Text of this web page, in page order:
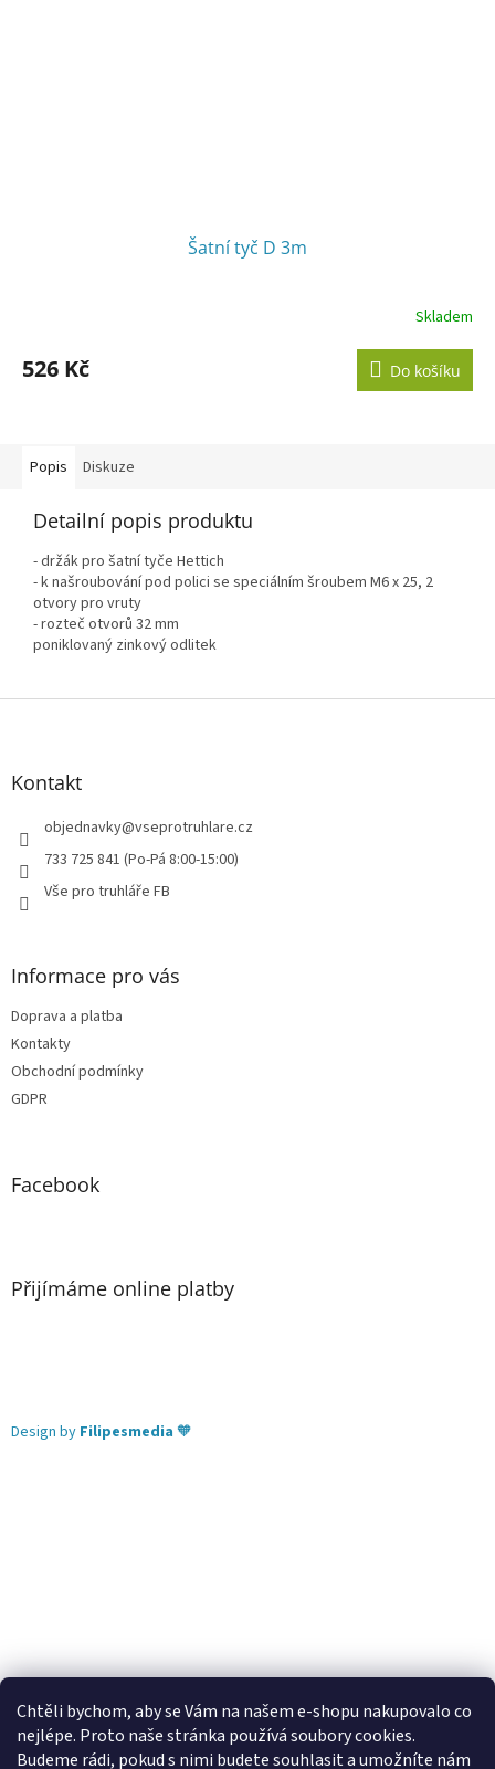
Chtěli bychom, aby se Vám na našem e-shopu nakupovalo co
nejlépe. Proto naše stránka používá soubory cookies.
Budeme rádi, pokud s nimi budete souhlasit a umožníte nám
Šatní tyč D 3m
Skladem
526 Kč Do košíku
Popis Diskuze
Detailní popis produktu
- držák pro šatní tyče Hettich
- k našroubování pod polici se speciálním šroubem M6 x 25, 2
otvory pro vruty
- rozteč otvorů 32 mm
poniklovaný zinkový odlitek
Z
Kontakt
objednavky@vseprotruhlare.cz
733 725 841 (Po-Pá 8:00-15:00)
Vše pro truhláře FB
Informace pro vás
Doprava a platba
Kontakty
Obchodní podmínky
GDPR
Facebook
Přijímáme online platby
Design by Filipesmedia 🧡
Lekva nábytek ubytování pod Pálavou kování Tulip
úchytky Gamet
úchytky Siro Blum - perfecting motion